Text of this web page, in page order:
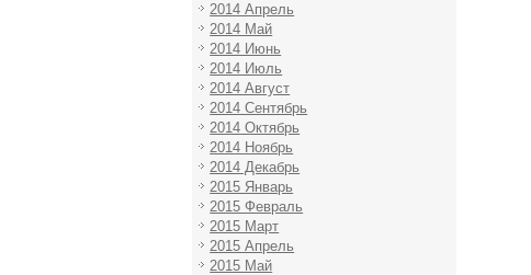
2014 Апрель
2014 Май
2014 Июнь
2014 Июль
2014 Август
2014 Сентябрь
2014 Октябрь
2014 Ноябрь
2014 Декабрь
2015 Январь
2015 Февраль
2015 Март
2015 Апрель
2015 Май